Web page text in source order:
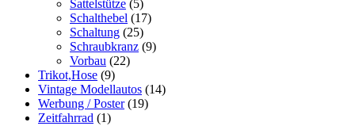
Sattelstütze (5)
Schalthebel (17)
Schaltung (25)
Schraubkranz (9)
Vorbau (22)
Trikot,Hose (9)
Vintage Modellautos (14)
Werbung / Poster (19)
Zeitfahrrad (1)